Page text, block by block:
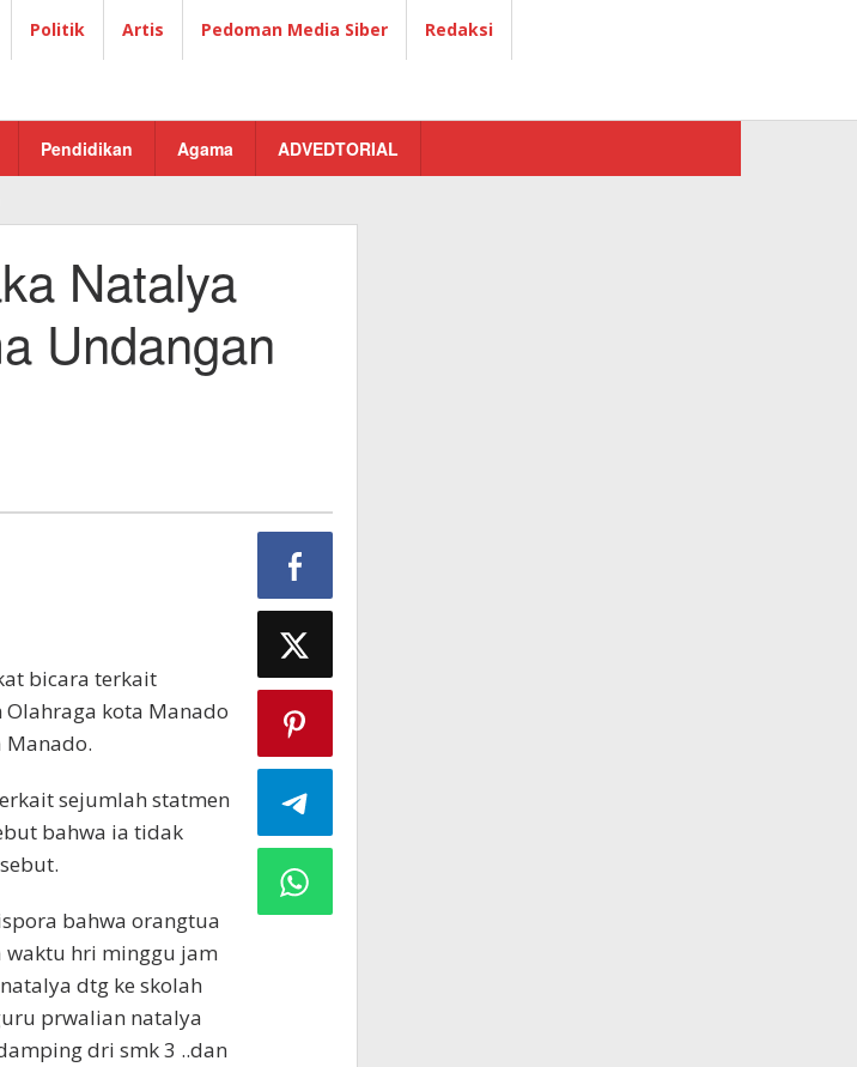
Politik Artis Pedoman Media Siber Redaksi
Pendidikan Agama ADVEDTORIAL
Natalya
Undangan
bicara terkait
kota Manado
Manado.
sejumlah statmen
bahwa ia tidak
bahwa orangtua
waktu hri minggu jam
dtg ke skolah
prwalian natalya
dri smk 3 ..dan